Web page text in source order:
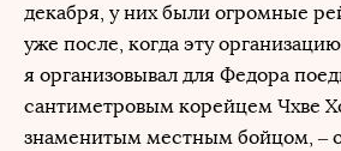
декабря, у них были огромные
уже после, когда эту
я организовывал для Федора
сантиметровым корейцем Чхве
знаменитым местным бойцом, –